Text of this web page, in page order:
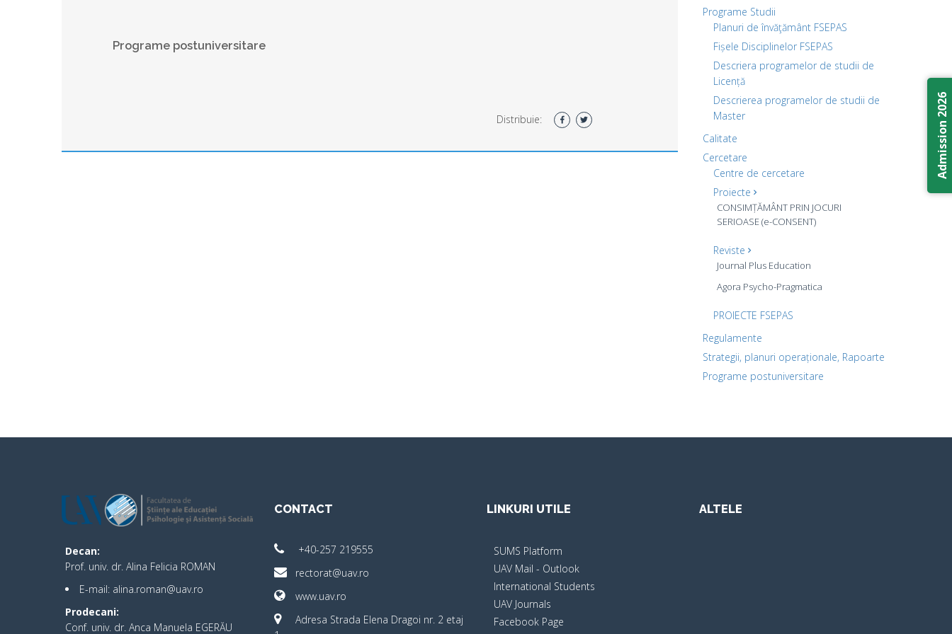
Programe postuniversitare
Distribuie:
Programe Studii
Planuri de învăţământ FSEPAS
Fișele Disciplinelor FSEPAS
Descriera programelor de studii de
Licență
Descrierea programelor de studii de
Master
Calitate
Cercetare
Centre de cercetare
Proiecte
CONSIMȚĂMÂNT PRIN JOCURI
SERIOASE (e-CONSENT)
Reviste
Journal Plus Education
Agora Psycho-Pragmatica
PROIECTE FSEPAS
Regulamente
Strategii, planuri operaționale, Rapoarte
Programe postuniversitare
Decan:
Prof. univ. dr. Alina Felicia ROMAN
E-mail: alina.roman@uav.ro
Prodecani:
Conf. univ. dr. Anca Manuela EGERĂU
CONTACT
+40-257 219555
rectorat@uav.ro
www.uav.ro
Adresa Strada Elena Dragoi nr. 2 etaj
LINKURI UTILE
SUMS Platform
UAV Mail - Outlook
International Students
UAV Journals
Facebook Page
ALTELE
Admission 2026